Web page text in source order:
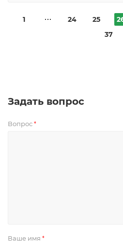
1 24 25
37
Задать вопрос
Вопрос *
Ваше имя *